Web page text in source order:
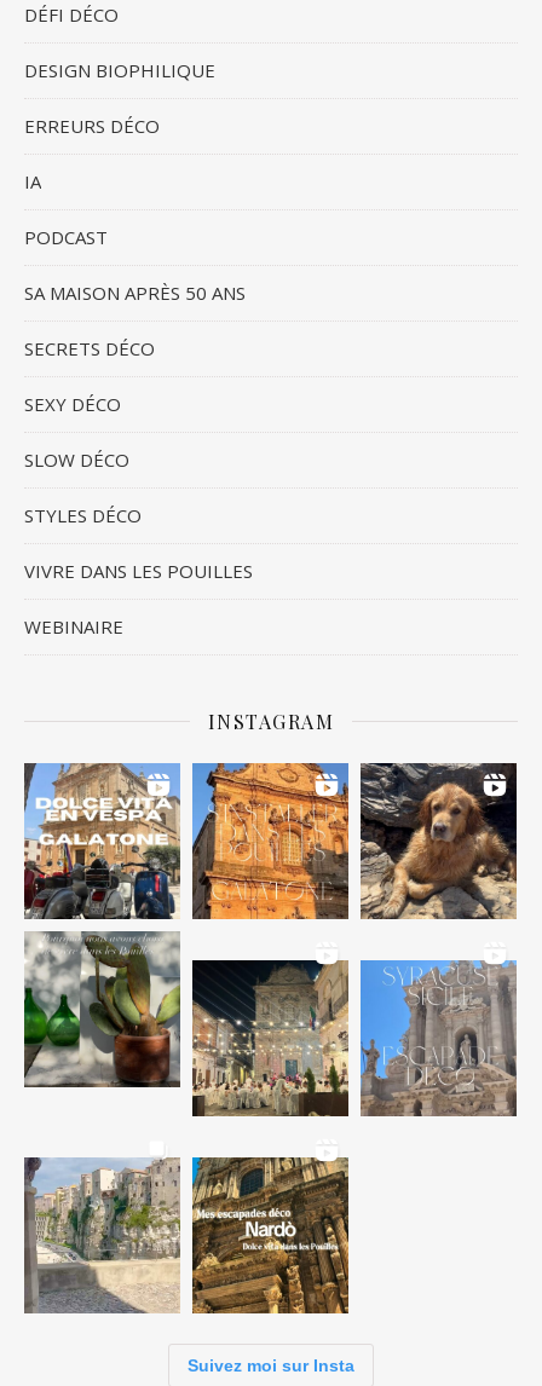
DÉFI DÉCO
DESIGN BIOPHILIQUE
ERREURS DÉCO
IA
PODCAST
SA MAISON APRÈS 50 ANS
SECRETS DÉCO
SEXY DÉCO
SLOW DÉCO
STYLES DÉCO
VIVRE DANS LES POUILLES
WEBINAIRE
INSTAGRAM
Suivez moi sur Insta